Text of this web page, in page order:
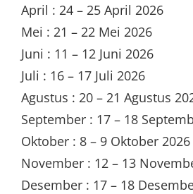
April : 24 – 25 April 2026
Mei : 21 – 22 Mei 2026
Juni : 11 – 12 Juni 2026
Juli : 16 – 17 Juli 2026
Agustus : 20 – 21 Agustus
September : 17 – 18
Oktober : 8 – 9 Oktober 2026
November : 12 – 13
Desember : 17 – 18